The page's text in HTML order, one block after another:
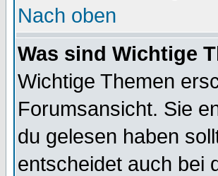
Nach oben
Was sind Wichtige
Wichtige Themen
Forumsansicht. Sie
du gelesen haben
entscheidet auch bei